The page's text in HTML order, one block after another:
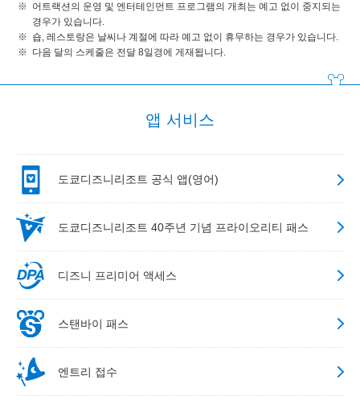
어트랙션의 운영 및 엔터테인먼트 프로그램의 개최는 예고 없이 중지되는
경우가 있습니다.
숍, 레스토랑은 날씨나 계절에 따라 예고 없이 휴무하는 경우가 있습니다.
다음 달의 스케줄은 전달 8일경에 게재됩니다.
앱 서비스
도쿄디즈니리조트 공식 앱(영어)
도쿄디즈니리조트 40주년 기념 프라이오리티 패스
디즈니 프리미어 액세스
스탠바이 패스
엔트리 접수